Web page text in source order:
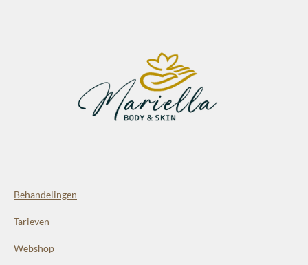
Behandelingen
Tarieven
Webshop